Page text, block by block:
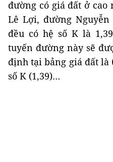
đường có giá đất ở cao
Lê Lợi, đường
đều có hệ số K là
tuyến đường này sẽ
định tại bảng giá đất là
số K (1,39)…